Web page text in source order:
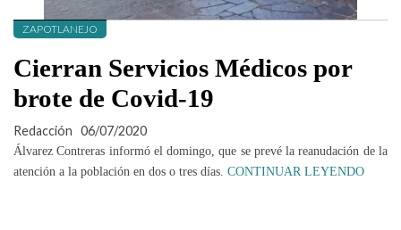
ZAPOTLANEJO
Cierran Servicios Médicos por
brote de Covid-19
Redacción 06/07/2020
Álvarez Contreras informó el domingo, que se prevé la reanudación de la
atención a la población en dos o tres días. CONTINUAR LEYENDO